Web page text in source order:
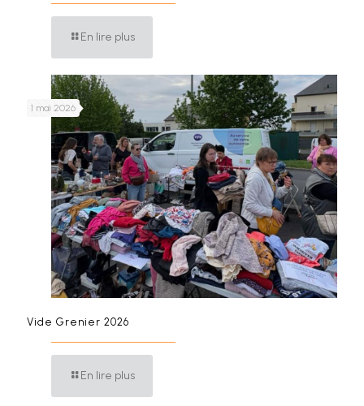
En lire plus
1 mai 2026
Vide Grenier 2026
En lire plus